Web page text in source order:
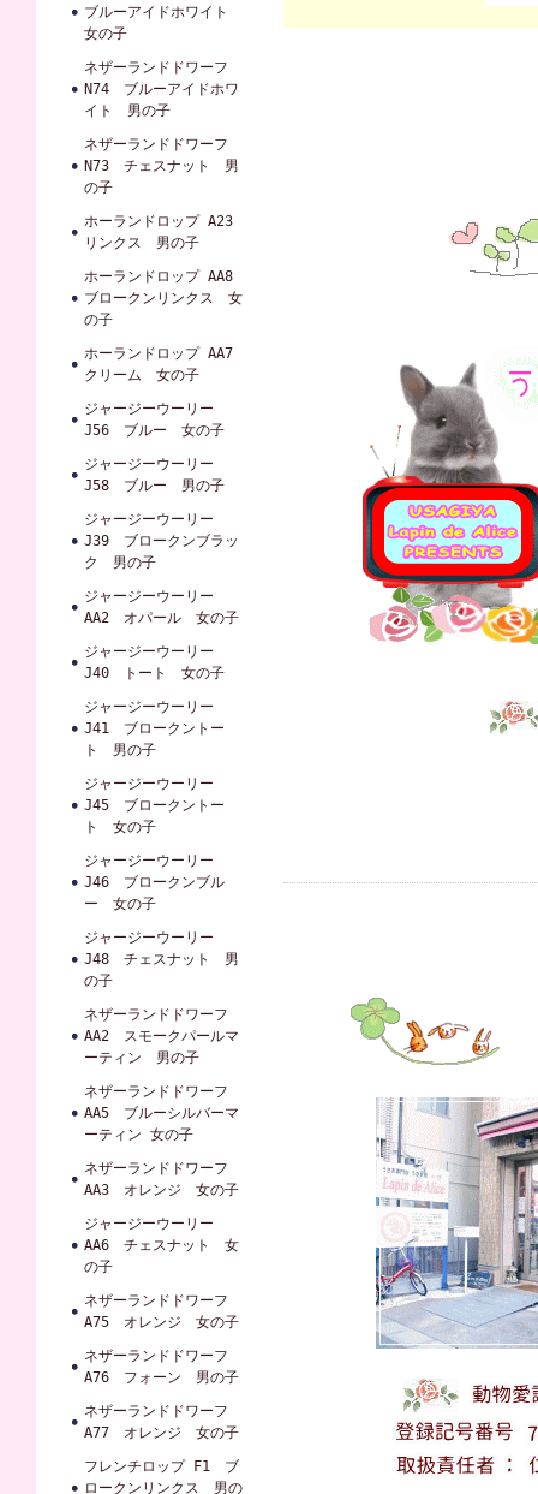
ブルーアイドホワイト
女の子
ネザーランドドワーフ
N74 ブルーアイドホワ
イト 男の子
ネザーランドドワーフ
N73 チェスナット 男
の子
ホーランドロップ A23
リンクス 男の子
ホーランドロップ AA8
ブロークンリンクス 女
の子
ホーランドロップ AA7
クリーム 女の子
ジャージーウーリー
J56 ブルー 女の子
ジャージーウーリー
J58 ブルー 男の子
ジャージーウーリー
J39 ブロークンブラッ
ク 男の子
ジャージーウーリー
AA2 オパール 女の子
ジャージーウーリー
J40 トート 女の子
ジャージーウーリー
J41 ブロークントー
ト 男の子
ジャージーウーリー
J45 ブロークントー
ト 女の子
ジャージーウーリー
J46 ブロークンブル
ー 女の子
ジャージーウーリー
J48 チェスナット 男
の子
ネザーランドドワーフ
AA2 スモークパールマ
ーティン 男の子
ネザーランドドワーフ
AA5 ブルーシルバーマ
ーティン 女の子
ネザーランドドワーフ
AA3 オレンジ 女の子
ジャージーウーリー
AA6 チェスナット 女
の子
ネザーランドドワーフ
A75 オレンジ 女の子
ネザーランドドワーフ
A76 フォーン 男の子
ネザーランドドワーフ
A77 オレンジ 女の子
フレンチロップ F1 ブ
ロークンリンクス 男の